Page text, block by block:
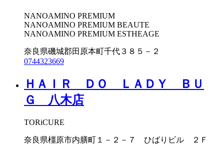
NANOAMINO PREMIUM
NANOAMINO PREMIUM BEAUTE
NANOAMINO PREMIUM ESTHEAGE
奈良県磯城郡田原本町千代３８５－２
0744323669
ＨＡＩＲ ＤＯ ＬＡＤＹ ＢＵ
Ｇ 八木店
TORiCURE
奈良県橿原市内膳町１－２－７ ひばりビル ２Ｆ